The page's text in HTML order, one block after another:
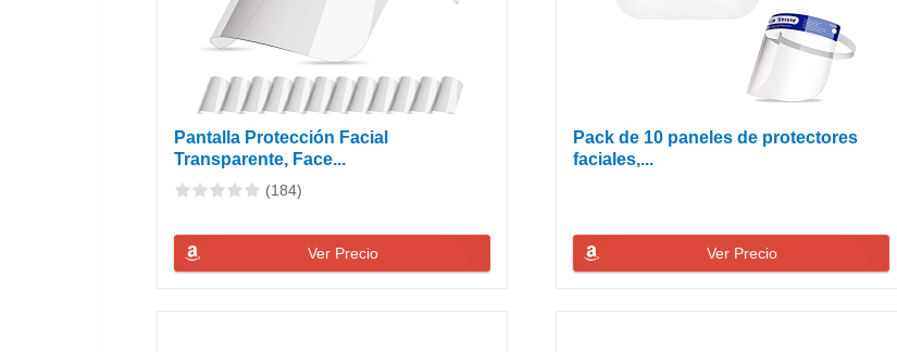
Pantalla Protección Facial
Transparente, Face...
(184)
Ver Precio
Pack de 10 paneles de protectores
faciales,...
Ver Precio